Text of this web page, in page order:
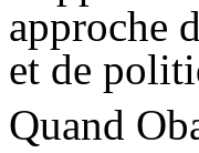
approche
et de
Quand